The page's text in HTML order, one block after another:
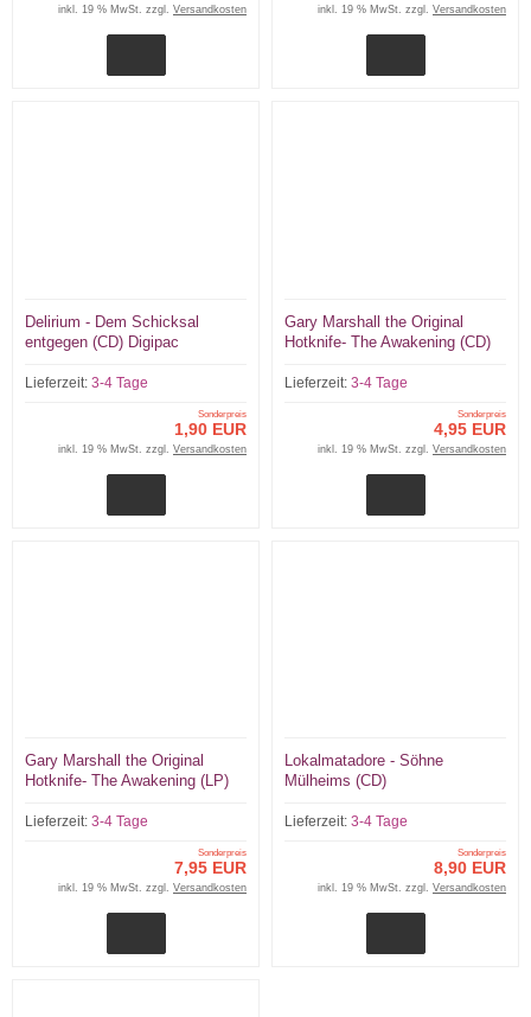
inkl. 19 % MwSt. zzgl. Versandkosten inkl. 19 % MwSt. zzgl. Versandkosten
Delirium - Dem Schicksal
entgegen (CD) Digipac
Lieferzeit: 3-4 Tage
Sonderpreis
1,90 EUR
inkl. 19 % MwSt. zzgl. Versandkosten
Gary Marshall the Original
Hotknife- The Awakening (CD)
Lieferzeit: 3-4 Tage
Sonderpreis
4,95 EUR
inkl. 19 % MwSt. zzgl. Versandkosten
Gary Marshall the Original
Hotknife- The Awakening (LP)
Lieferzeit: 3-4 Tage
Sonderpreis
7,95 EUR
inkl. 19 % MwSt. zzgl. Versandkosten
Lokalmatadore - Söhne
Mülheims (CD)
Lieferzeit: 3-4 Tage
Sonderpreis
8,90 EUR
inkl. 19 % MwSt. zzgl. Versandkosten